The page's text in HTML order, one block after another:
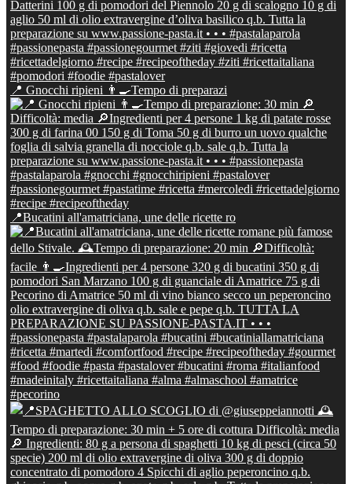
📍 Gnocchi ripieni 👨‍🍳Tempo di preparazi
📍Bucatini all'amatriciana, une delle ricette ro